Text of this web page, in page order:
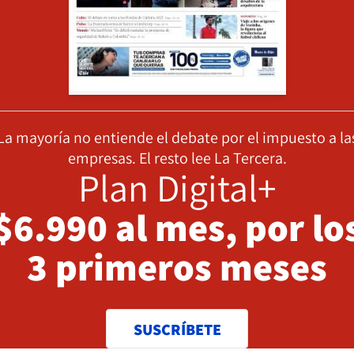
mayoría no entiende el debate por el impuesto a
empresas. El resto lee La Tercera.
Plan Digital+
al mes, por
3 primeros meses
SUSCRÍBETE